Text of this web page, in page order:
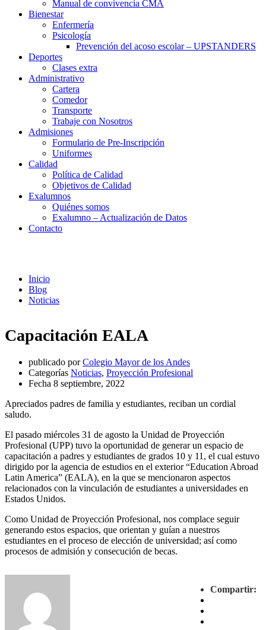
Manual de convivencia CMA
Bienestar
Enfermería
Psicología
Prevención del acoso escolar – UPSTANDERS
Deportes
Clases extra
Administrativo
Cartera
Comedor
Transporte
Trabaje con Nosotros
Admisiones
Formulario de Pre-Inscripción
Uniformes
Calidad
Política de Calidad
Objetivos de Calidad
Exalumnos
Quiénes somos
Exalumno – Actualización de Datos
Contacto
Inicio
Blog
Noticias
Capacitación EALA
publicado por Colegio Mayor de los Andes
Categorías Noticias, Proyección Profesional
Fecha 8 septiembre, 2022
Apreciados padres de familia y estudiantes, reciban un cordial
saludo.
El pasado miércoles 31 de agosto la Unidad de Proyección
Profesional (UPP) tuvo la oportunidad de generar un espacio de
capacitación a padres y estudiantes de grados 10 y 11, el cual estuvo
dirigido por la agencia de estudios en el exterior “Education Abroad
Latin America” (EALA), en la que se mencionaron aspectos
relacionados con la vinculación de estudiantes a universidades en
Estados Unidos.
Como Unidad de Proyección Profesional, nos complace seguir
generando estos espacios, que orientan y guían a nuestros
estudiantes en el proceso de elección de universidad; así como
procesos de admisión y consecución de becas.
Compartir: